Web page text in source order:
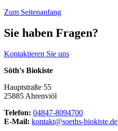
Zum Seitenanfang
Sie haben Fragen?
Kontaktieren Sie uns
Söth's Biokiste
Hauptstraße 55
25885 Ahrenviöl
Telefon: 04847-8094700
E-Mail: kontakt@soeths-biokiste.de